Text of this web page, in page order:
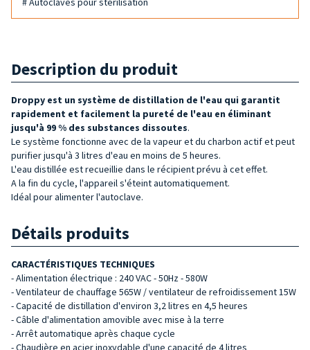
Description du produit
Droppy est un système de distillation de l'eau qui garantit
rapidement et facilement la pureté de l'eau en éliminant
jusqu'à 99 % des substances dissoutes.
Le système fonctionne avec de la vapeur et du charbon actif et peut
purifier jusqu'à 3 litres d'eau en moins de 5 heures.
L'eau distillée est recueillie dans le récipient prévu à cet effet.
A la fin du cycle, l'appareil s'éteint automatiquement.
Idéal pour alimenter l'autoclave.
Détails produits
CARACTÉRISTIQUES TECHNIQUES
- Alimentation électrique : 240 VAC - 50Hz - 580W
- Ventilateur de chauffage 565W / ventilateur de refroidissement 15W
- Capacité de distillation d'environ 3,2 litres en 4,5 heures
- Câble d'alimentation amovible avec mise à la terre
- Arrêt automatique après chaque cycle
- Chaudière en acier inoxydable d'une capacité de 4 litres